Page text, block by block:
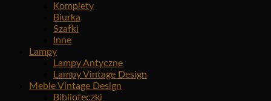
Komplety
Biurka
Szafki
Inne
Lampy
Lampy Antyczne
Lampy Vintage Design
Meble Vintage Design
Biblioteczki